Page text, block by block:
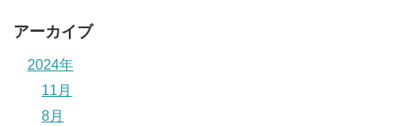
アーカイブ
2024年
11月
8月